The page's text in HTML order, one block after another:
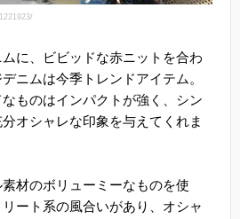
に、ビビッドな赤ニットを合わ
ニムは今季トレンドアイテム。
ものはインパクトが強く、シン
オシャレな印象を与えてくれま
材のボリューミーなものを使
ート系の風合いがあり、オシャ